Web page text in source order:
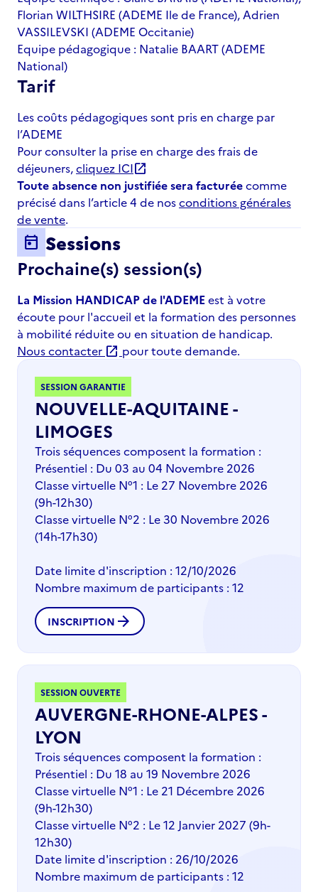
Florian WILTHSIRE (ADEME Ile de France), Adrien
VASSILEVSKI (ADEME Occitanie)
Equipe pédagogique : Natalie BAART (ADEME
National)
Tarif
Les coûts pédagogiques sont pris en charge par
l’ADEME
Pour consulter la prise en charge des frais de
déjeuners,cliquez ICIopen_in_new
Toute absence non justifiée sera facturéecomme
précisé dans l’article 4 de nosconditions générales
de vente.
today Sessions
Prochaine(s) session(s)
La Mission HANDICAP de l'ADEMEest à votre
écoute pour l'accueil et la formation des personnes
à mobilité réduite ou en situation de handicap.
Nous contacter open_in_new pour toute demande.
SESSION GARANTIE
NOUVELLE-AQUITAINE -
LIMOGES
Trois séquences composent la formation :
Présentiel : Du 03 au 04 Novembre 2026
Classe virtuelle N°1 : Le 27 Novembre 2026
(9h-12h30)
Classe virtuelle N°2 : Le 30 Novembre 2026
(14h-17h30)
Date limite d'inscription : 12/10/2026
Nombre maximum de participants : 12
INSCRIPTION arrow_forward
SESSION OUVERTE
AUVERGNE-RHONE-ALPES -
LYON
Trois séquences composent la formation :
Présentiel : Du 18 au 19 Novembre 2026
Classe virtuelle N°1 : Le 21 Décembre 2026
(9h-12h30)
Classe virtuelle N°2 : Le 12 Janvier 2027 (9h-
12h30)
Date limite d'inscription : 26/10/2026
Nombre maximum de participants : 12